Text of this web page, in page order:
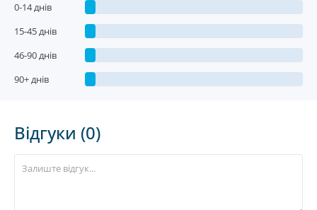
0-14 днів
15-45 днів
46-90 днів
90+ днів
Відгуки (0)